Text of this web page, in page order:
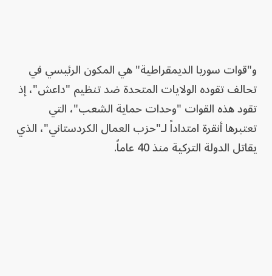
و"قوات سوريا الديمقراطية" هي المكون الرئيسي في
تحالف تقوده الولايات المتحدة ضد تنظيم "داعش"، إذ
تقود هذه القوات "وحدات حماية الشعب"، التي
تعتبرها أنقرة امتداداً لـ"حزب العمال الكردستاني"، الذي
يقاتل الدولة التركية منذ 40 عاماً.